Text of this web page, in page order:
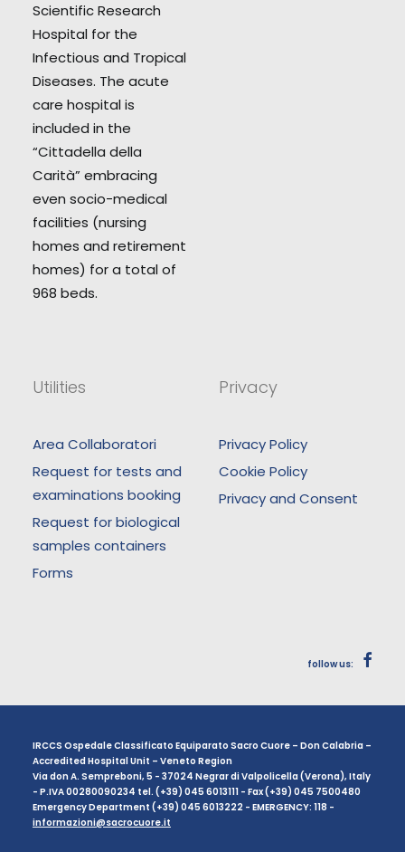
Scientific Research
Hospital for the
Infectious and Tropical
Diseases. The acute
care hospital is
included in the
“Cittadella della
Carità” embracing
even socio-medical
facilities (nursing
homes and retirement
homes) for a total of
968 beds.
Utilities
Area Collaboratori
Request for tests and
examinations booking
Request for biological
samples containers
Forms
Privacy
Privacy Policy
Cookie Policy
Privacy and Consent
follow us:
IRCCS Ospedale Classificato Equiparato Sacro Cuore – Don Calabria –
Accredited Hospital Unit – Veneto Region
Via don A. Sempreboni, 5 - 37024 Negrar di Valpolicella (Verona), Italy
- P.IVA 00280090234 tel. (+39) 045 6013111 - Fax (+39) 045 7500480
Emergency Department (+39) 045 6013222 - EMERGENCY: 118 -
informazioni@sacrocuore.it